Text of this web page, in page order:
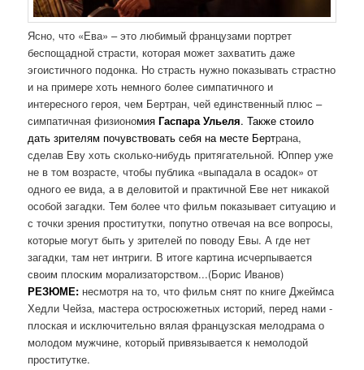
Ясно, что «Ева» – это любимый французами портрет
беспощадной страсти, которая может захватить даже
эгоистичного подонка. Но страсть нужно показывать страстно
и на примере хоть немного более симпатичного и
интересного героя, чем Бертран, чей единственный плюс –
симпатичная физиономия Гаспара Ульеля. Также стоило
дать зрителям почувствовать себя на месте Бертрана,
сделав Еву хоть сколько-нибудь притягательной. Юппер уже
не в том возрасте, чтобы публика «выпадала в осадок» от
одного ее вида, а в деловитой и практичной Еве нет никакой
особой загадки. Тем более что фильм показывает ситуацию и
с точки зрения проститутки, попутно отвечая на все вопросы,
которые могут быть у зрителей по поводу Евы. А где нет
загадки, там нет интриги. В итоге картина исчерпывается
своим плоским морализаторством...(Борис Иванов)
РЕЗЮМЕ: несмотря на то, что фильм снят по книге Джеймса
Хедли Чейза, мастера остросюжетных историй, перед нами -
плоская и исключительно вялая французская мелодрама о
молодом мужчине, который привязывается к немолодой
проститутке.